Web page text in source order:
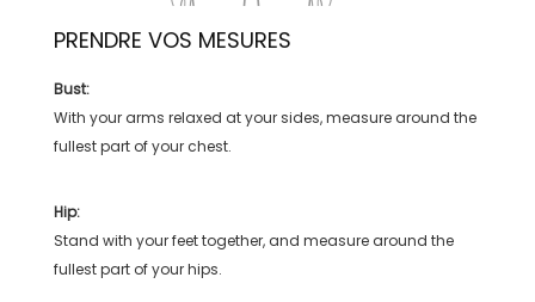
PRENDRE VOS MESURES
Bust:
With your arms relaxed at your sides, measure around the
fullest part of your chest.
Hip:
Stand with your feet together, and measure around the
fullest part of your hips.